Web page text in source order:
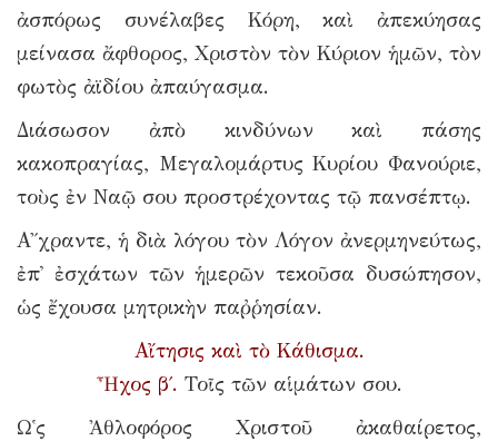
ἀσπόρως συνέλαβες Κόρη, καὶ ἀπεκύησας
μείνασα ἄφθορος, Χριστὸν τὸν Κύριον ἡμῶν, τὸν
φωτὸς ἀϊδίου ἀπαύγασμα.
Διάσωσον ἀπὸ κινδύνων καὶ πάσης
κακοπραγίας, Μεγαλομάρτυς Κυρίου Φανούριε,
τοὺς ἐν Ναῷ σου προστρέχοντας τῷ πανσέπτῳ.
Α῎χραντε, ἡ διὰ λόγου τὸν Λόγον ἀνερμηνεύτως,
ἐπ᾿ ἐσχάτων τῶν ἡμερῶν τεκοῦσα δυσώπησον,
ὡς ἔχουσα μητρικὴν παῤῥησίαν.
Αἴτησις καὶ τὸ Κάθισμα.
Ἦχος β΄. Τοῖς τῶν αἱμάτων σου.
Ω῾ς Ἀθλοφόρος Χριστοῦ ἀκαθαίρετος,